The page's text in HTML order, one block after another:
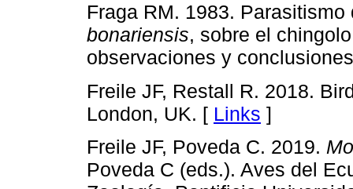
Fraga RM. 1983.
bonariensis, sobre el
observaciones y
Freile JF, Restall R. 2018.
London, UK. [ Links ]
Freile JF, Poveda C. 2019.
Poveda C (eds.). Aves del